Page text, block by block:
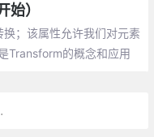
）
；该属性允许我们对元素
Transform的概念和应用